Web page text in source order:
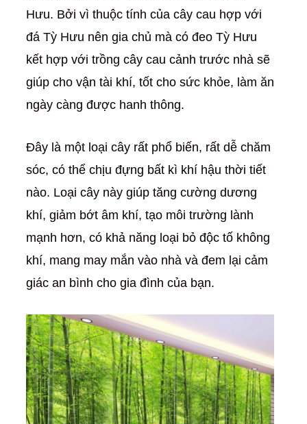
Hưu. Bởi vì thuộc tính của cây cau hợp với
đá Tỳ Hưu nên gia chủ mà có đeo Tỳ Hưu
kết hợp với trồng cây cau cảnh trước nhà sẽ
giúp cho vận tài khí, tốt cho sức khỏe, làm ăn
ngày càng được hanh thông.
Đây là một loại cây rất phổ biến, rất dễ chăm
sóc, có thể chịu đựng bất kì khí hậu thời tiết
nào. Loại cây này giúp tăng cường dương
khí, giảm bớt âm khí, tạo môi trường lành
mạnh hơn, có khả năng loại bỏ độc tố không
khí, mang may mắn vào nhà và đem lại cảm
giác an bình cho gia đình của bạn.